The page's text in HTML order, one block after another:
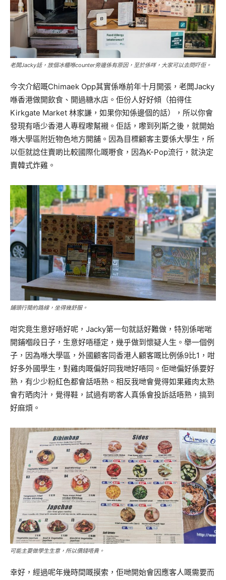
老闆Jacky話，放個冰櫃喺counter旁邊係有原因，至於係咩，大家可以去問吓佢。
今次介紹嘅Chimaek Opp其實係喺前年十月開張，老闆Jacky
喺香港做開飲食、開過糖水店。佢份人好好傾（拍得住
Kirkgate Market 林家謙，如果你知係邊個的話），所以你會
發現有唔少香港人專程嚟幫襯。佢話，嚟到列斯之後，就開始
喺大學區附近物色地方開舖。因為目標顧客主要係大學生，所
以佢就諗住賣啲比較國際化嘅嘢食，因為K-Pop流行，就決定
賣韓式炸雞。
鋪頭行簡約路線，坐得幾舒服。
咁究竟生意好唔好呢，Jacky第一句就話好難做，特別係啱啱
開鋪嗰段日子，生意好唔穩定，幾乎做到懷疑人生。舉一個例
子，因為喺大學區，外國顧客同香港人顧客嘅比例係9比1，咁
好多外國學生，對雞肉嘅偏好同我哋好唔同。佢哋偏好係要好
熟，有少少粉紅色都會話唔熟。相反我哋會覺得如果雞肉太熟
會冇晒肉汁，覺得鞋，試過有啲客人真係會投訴話唔熟，搞到
好麻煩。
可能主要做學生生意，所以價錢唔貴。
幸好，經過呢年幾時間嘅摸索，佢哋開始會因應客人嘅需要而